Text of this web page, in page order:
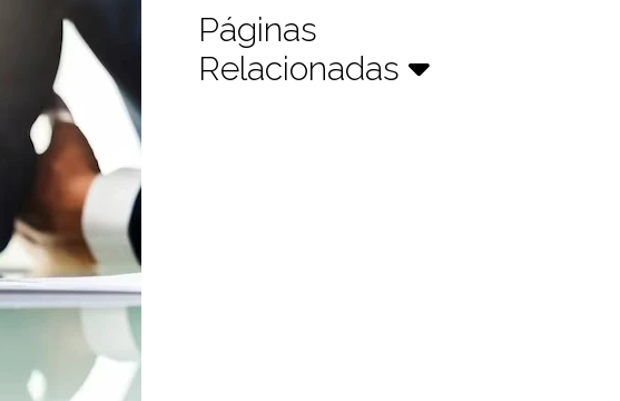
Páginas
Relacionadas